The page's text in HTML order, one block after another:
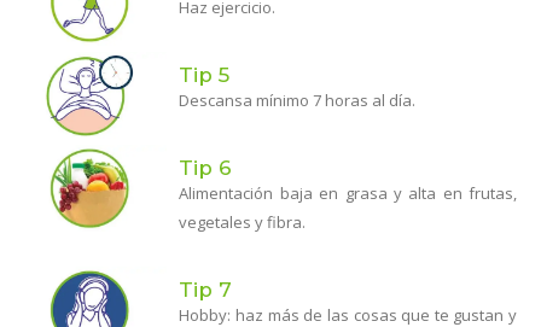
Haz ejercicio.
Tip 5
Descansa mínimo 7 horas al día.
Tip 6
Alimentación baja en grasa y alta en frutas,
vegetales y fibra.
Tip 7
Hobby: haz más de las cosas que te gustan y